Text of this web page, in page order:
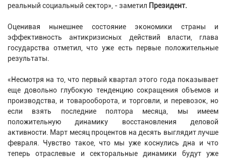
реальный социальный сектор», - заметил Президент.
Оценивая нынешнее состояние экономики страны и
эффективность антикризисных действий власти, глава
государства отметил, что уже есть первые положительные
результаты.
«Несмотря на то, что первый квартал этого года показывает
еще довольно глубокую тенденцию сокращения объемов и
производства, и товарооборота, и торговли, и перевозок, но
если взять последние полтора месяца, мы имеем
положительную динамику восстановления деловой
активности. Март месяц процентов на десять выглядит лучше
февраля. Чувство такое, что мы уже коснулись дна и что
теперь отраслевые и секторальные динамики будут уже